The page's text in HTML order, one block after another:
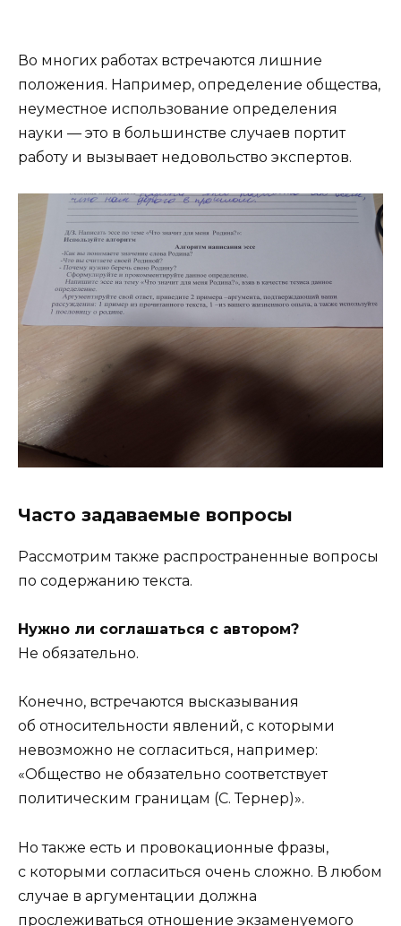
Во многих работах встречаются лишние
положения. Например, определение общества,
неуместное использование определения
науки — это в большинстве случаев портит
работу и вызывает недовольство экспертов.
Часто задаваемые вопросы
Рассмотрим также распространенные вопросы
по содержанию текста.
Нужно ли соглашаться с автором?
Не обязательно.
Конечно, встречаются высказывания
об относительности явлений, с которыми
невозможно не согласиться, например:
«Общество не обязательно соответствует
политическим границам (С. Тернер)».
Но также есть и провокационные фразы,
с которыми согласиться очень сложно. В любом
случае в аргументации должна
прослеживаться отношение экзаменуемого